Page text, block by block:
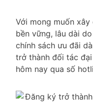
Với mong muốn
bền vững, lâu dài
chính sách ưu đãi
trở thành đối tác đại
hôm nay qua số